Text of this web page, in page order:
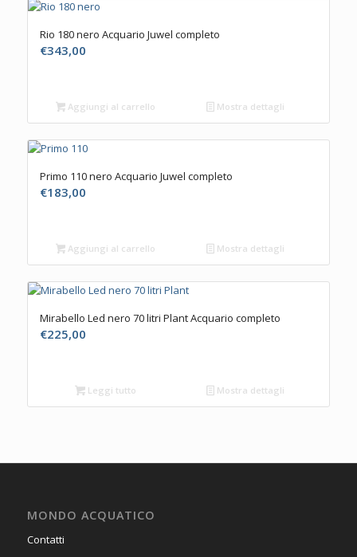
Rio 180 nero Acquario Juwel completo
€343,00
Aggiungi al carrello Mostra dettagli
Primo 110 nero Acquario Juwel completo
€183,00
Aggiungi al carrello Mostra dettagli
Mirabello Led nero 70 litri Plant Acquario completo
€225,00
Leggi tutto Mostra dettagli
MONDO ACQUATICO
Contatti